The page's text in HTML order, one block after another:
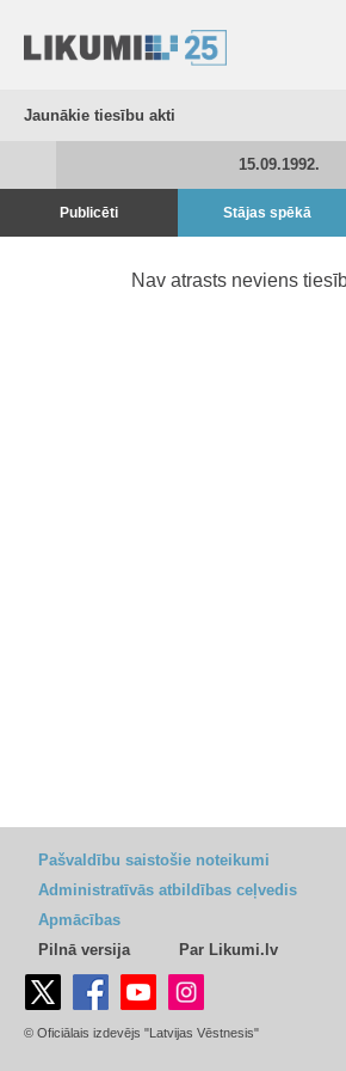
Jaunākie tiesību akti
15.09.1992.
Publicēti Stājas spēkā
Nav atrasts neviens
Pašvaldību saistošie noteikumi
Administratīvās atbildības ceļvedis
Apmācības
Pilnā versija
Par Likumi.lv
© Oficiālais izdevējs "Latvijas Vēstnesis"